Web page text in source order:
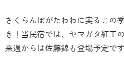
さくらんぼがたわわに実るこの
き！当民宿では、ヤマガタ紅王
来週からは佐藤錦も登場予定です